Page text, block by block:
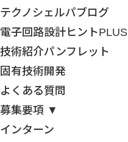
テクノシェルパブログ
電子回路設計ヒントPLUS
技術紹介パンフレット
固有技術開発
よくある質問
募集要項 ▼
インターン